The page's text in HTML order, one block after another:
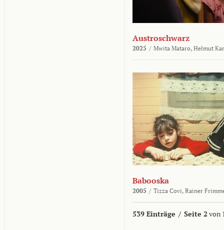
Austroschwarz
2025 / Mwita Mataro, Helmut
Babooska
2005 / Tizza Covi, Rainer
539 Einträge / Seite 2 von